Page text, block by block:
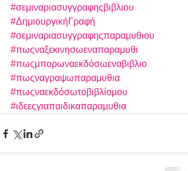
#σεμιναριασυγγραφηςβιβλιου
#ΔημιουργικήΓραφή
#σεμιναριασυγγραφηςπαραμυθιου
#πωςναξεκινησωεναπαραμυθι
#πωςμπορωναεκδόσωεναβιβλιο
#πωςναγραψωπαραμυθια
#πωςναεκδόσωτοβιβλίομου
#ιδεεςγιαπαιδικαπαραμυθια